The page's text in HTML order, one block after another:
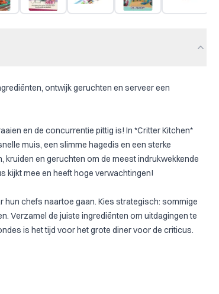
ontwijk geruchten en serveer een
en de concurrentie pittig is! In *Critter Kitchen*
muis, een slimme hagedis en een sterke
kruiden en geruchten om de meest indrukwekkende
kijkt mee en heeft hoge verwachtingen!
hun chefs naartoe gaan. Kies strategisch: sommige
Verzamel de juiste ingrediënten om uitdagingen te
is het tijd voor het grote diner voor de criticus.